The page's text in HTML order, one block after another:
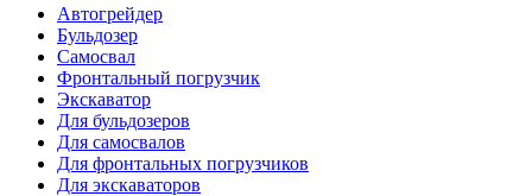
Автогрейдер
Бульдозер
Самосвал
Фронтальный погрузчик
Экскаватор
Для бульдозеров
Для самосвалов
Для фронтальных погрузчиков
Для экскаваторов